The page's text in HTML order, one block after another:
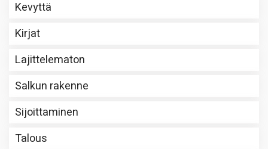
Kevyttä
Kirjat
Lajittelematon
Salkun rakenne
Sijoittaminen
Talous